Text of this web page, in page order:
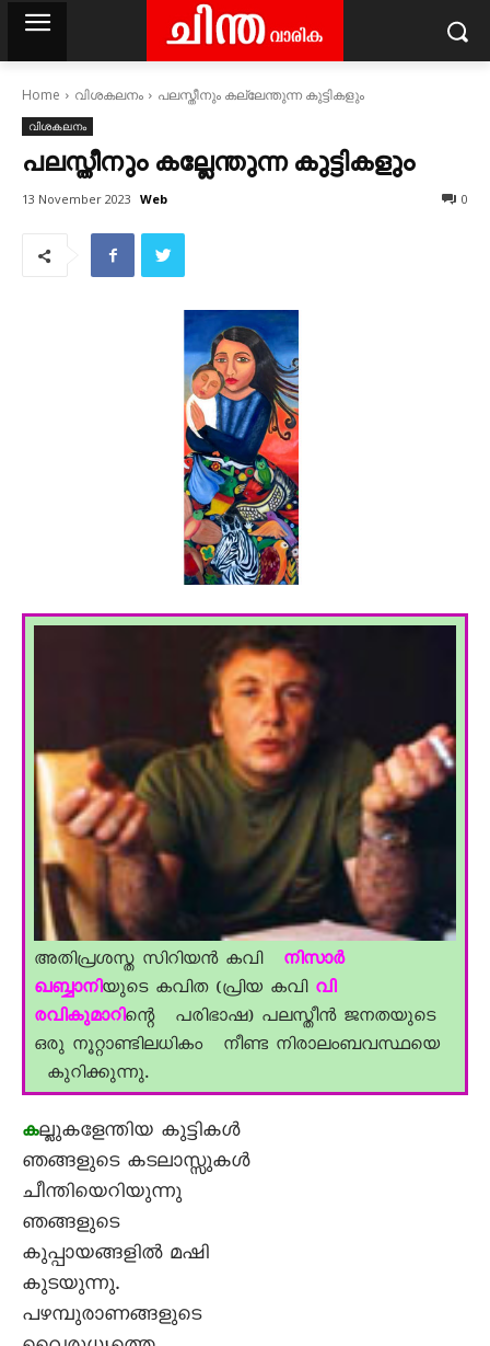
Home വിശകലനം പലസ്തീനും കല്ലേന്തുന്ന കുട്ടികളും
വിശകലനം
പലസ്തീനും കല്ലേന്തുന്ന കുട്ടികളും
13 November 2023 Web 0
അതിപ്രശസ്ത സിറിയൻ കവി നിസാർ
ഖബ്ബാനിയുടെ കവിത (പ്രിയ കവി വി
രവികുമാറിന്റെ പരിഭാഷ) പലസ്തീൻ ജനതയുടെ
ഒരു നൂറ്റാണ്ടിലധികം നീണ്ട നിരാലംബവസ്ഥയെ
കുറിക്കുന്നു.
കല്ലുകളേന്തിയ കുട്ടികൾ
ഞങ്ങളുടെ കടലാസ്സുകൾ
ചീന്തിയെറിയുന്നു
ഞങ്ങളുടെ
കുപ്പായങ്ങളിൽ മഷി
കുടയുന്നു.
പഴമ്പുരാണങ്ങളുടെ